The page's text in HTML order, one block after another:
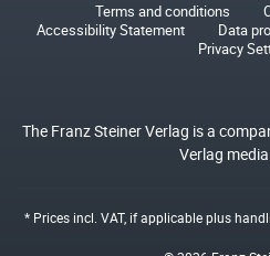
Terms and conditions
Accessibility Statement
Data
Privacy
The Franz Steiner Verlag is a
Verlag
* Prices incl. VAT, if applicable plus